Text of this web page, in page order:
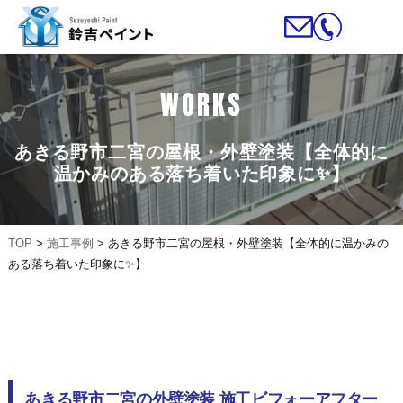
WORKS
あきる野市二宮の屋根・外壁塗装【全体的に
温かみのある落ち着いた印象に✨】
TOP > 施工事例 > あきる野市二宮の屋根・外壁塗装【全体的に温かみの
ある落ち着いた印象に✨】